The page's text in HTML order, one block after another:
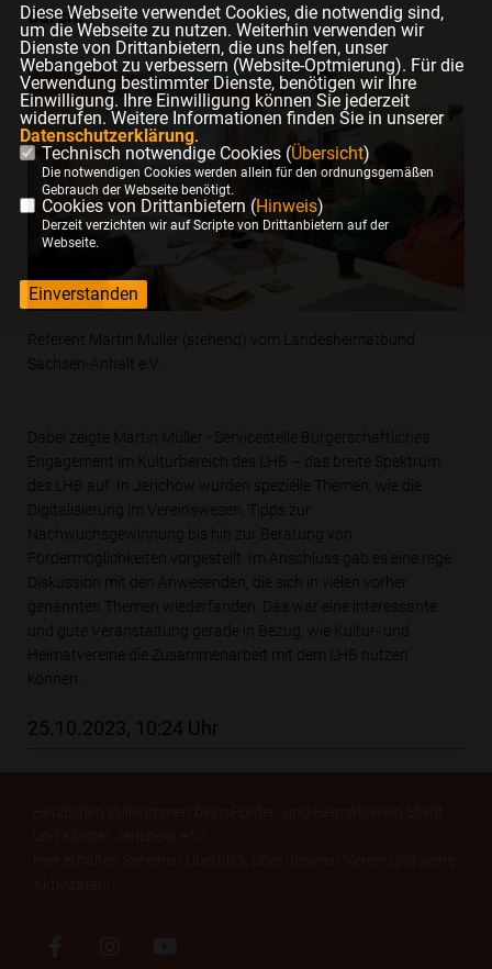
durch.
Referent Martin Müller (stehend) vom Landesheimatbund
Sachsen-Anhalt e.V.
Dabei zeigte Martin Müller - Servicestelle Bürgerschaftliches
Engagement im Kulturbereich des LHB – das breite Spektrum
des LHB auf. In Jerichow wurden spezielle Themen, wie die
Digitalisierung im Vereinswesen, Tipps zur
Nachwuchsgewinnung bis hin zur Beratung von
Fördermöglichkeiten vorgestellt. Im Anschluss gab es eine rege
Diskussion mit den Anwesenden, die sich in vielen vorher
genannten Themen wiederfanden. Das war eine interessante
und gute Veranstaltung gerade in Bezug, wie Kultur- und
Heimatvereine die Zusammenarbeit mit dem LHB nutzen
können.
25.10.2023, 10:24 Uhr
Diese Webseite verwendet Cookies, die notwendig sind,
um die Webseite zu nutzen. Weiterhin verwenden wir
Dienste von Drittanbietern, die uns helfen, unser
Webangebot zu verbessern (Website-Optmierung). Für die
Verwendung bestimmter Dienste, benötigen wir Ihre
Einwilligung. Ihre Einwilligung können Sie jederzeit
widerrufen. Weitere Informationen finden Sie in unserer
Datenschutzerklärung.
Technisch notwendige Cookies (Übersicht)
Die notwendigen Cookies werden allein für den ordnungsgemäßen
Gebrauch der Webseite benötigt.
Cookies von Drittanbietern (Hinweis)
Derzeit verzichten wir auf Scripte von Drittanbietern auf der
Webseite.
Einverstanden